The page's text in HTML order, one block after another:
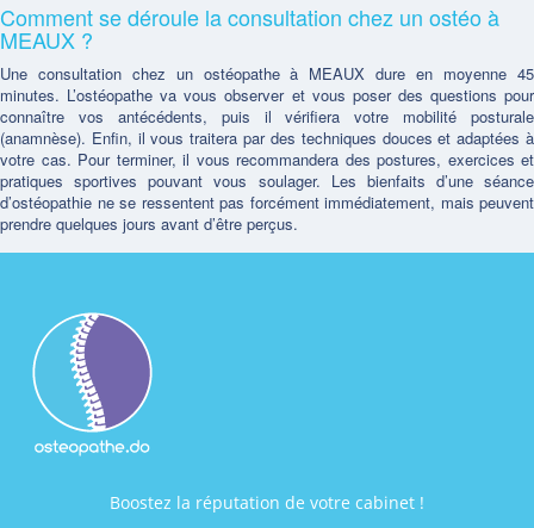
Comment se déroule la consultation chez un ostéo à
MEAUX ?
Une consultation chez un ostéopathe à MEAUX dure en moyenne 45
minutes. L’ostéopathe va vous observer et vous poser des questions pour
connaître vos antécédents, puis il vérifiera votre mobilité posturale
(anamnèse). Enfin, il vous traitera par des techniques douces et adaptées à
votre cas. Pour terminer, il vous recommandera des postures, exercices et
pratiques sportives pouvant vous soulager. Les bienfaits d’une séance
d’ostéopathie ne se ressentent pas forcément immédiatement, mais peuvent
prendre quelques jours avant d’être perçus.
Boostez la réputation de votre cabinet !